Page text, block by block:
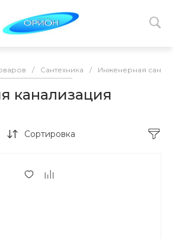
/ Сантехника / Инженерная
канализация
Сортировка